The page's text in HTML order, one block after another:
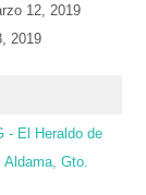
12, 2019
2019
- El Heraldo de
Gto.